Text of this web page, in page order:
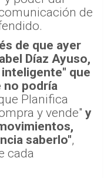
de
de que ayer
Díaz Ayuso,
que
no podría
Planifica
y vende" y
saberlo",
cada